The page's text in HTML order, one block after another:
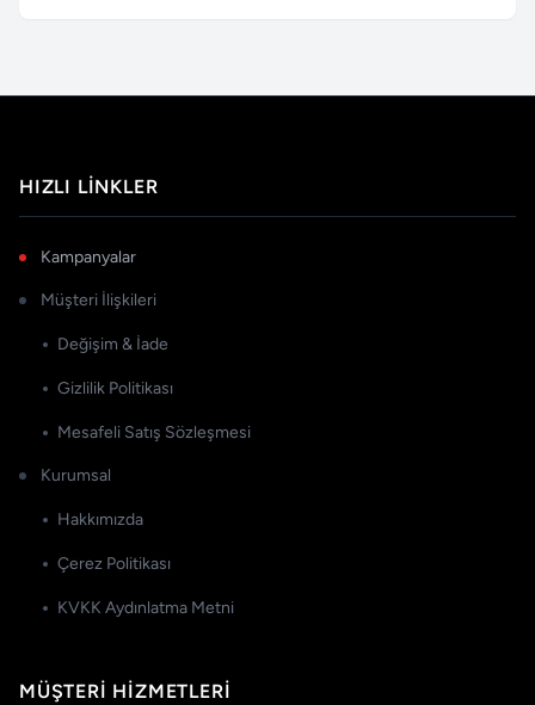
HIZLI LINKLER
Kampanyalar
Müşteri İlişkileri
Değişim & İade
Gizlilik Politikası
Mesafeli Satış Sözleşmesi
Kurumsal
Hakkımızda
Çerez Politikası
KVKK Aydınlatma Metni
MÜŞTERI HIZMETLERI